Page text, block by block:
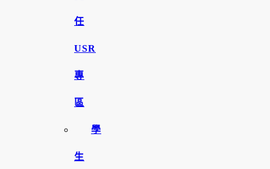
任
USR
專
區
學
生